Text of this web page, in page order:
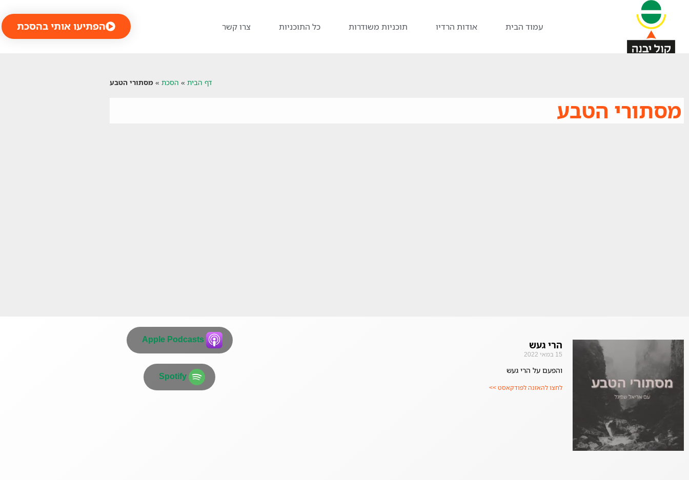
עמוד הבית אודות הרדיו תוכניות משודרות כל התוכניות צרו קשר הפתיעו אותי בהסכת
דף הבית » הסכת » מסתורי הטבע
מסתורי הטבע
הרי געש
15 במאי 2022
והפעם על הרי געש
לחצו להאזנה לפודקאסט >>
Apple Podcasts
Spotify